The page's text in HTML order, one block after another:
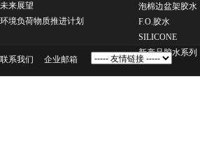
未来展望
环境负荷物质推进计划
泡棉边盆架胶水
F.O.胶水
SILICONE
新产品胶水系列
联系我们 企业邮箱